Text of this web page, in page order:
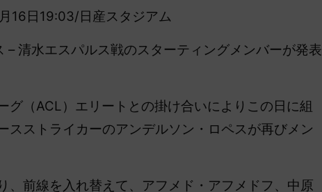
16日19:03/日産スタジアム
清水エスパルス戦のスターティングメンバーが発表
（ACL）エリートとの掛け合いによりこの日に組
スストライカーのアンデルソン・ロペスが再びメン
前線を入れ替えて、アフメド・アフメドフ、中原